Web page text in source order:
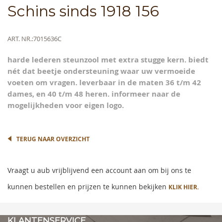
Schins sinds 1918 156
Meer
ART. NR.7015636C
harde lederen steunzool met extra stugge kern. biedt
nét dat beetje ondersteuning waar uw vermoeide
voeten om vragen. leverbaar in de maten 36 t/m 42
dames, en 40 t/m 48 heren. informeer naar de
mogelijkheden voor eigen logo.
Skip
to
the
images
gallery
TERUG NAAR OVERZICHT
Vraagt u aub vrijblijvend een account aan om bij ons te
kunnen bestellen en prijzen te kunnen bekijken KLIK HIER.